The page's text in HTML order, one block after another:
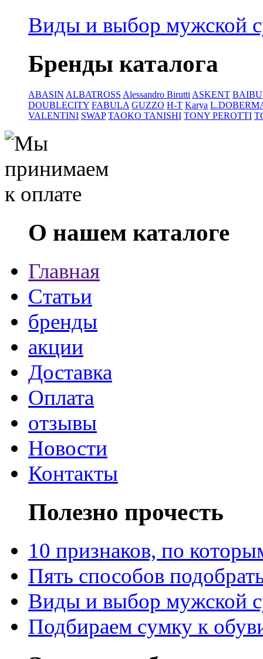
Виды и выбор мужской
Бренды каталога
ABASIN ALBATROSS Alessandro Birutti ASKENT BAIBU
DOUBLECITY FABULA GUZZO H-T Karya
VALENTINI SWAP TAOKO TANISHI TONY PEROTTI
О нашем каталоге
Главная
Статьи
бренды
акции
Доставка
Оплата
отзывы
Новости
Контакты
Полезно прочесть
10 признаков, по
Пять способов
Виды и выбор мужской
Подбираем сумку к